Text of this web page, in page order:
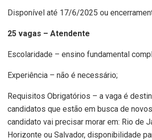
Disponível até 17/6/2025 ou
25 vagas – Atendente
Escolaridade – ensino fundamental
Experiência – não é necessário;
Requisitos Obrigatórios – a vaga é
candidatos que estão em busca de
candidato vai precisar morar em: Rio de
Horizonte ou Salvador, disponibilidade